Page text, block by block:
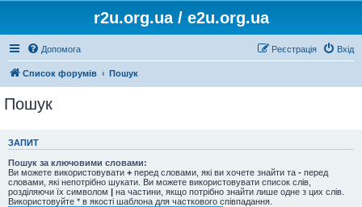
r2u.org.ua / e2u.org.ua
Допомога Вхід
Реєстрація
Список форумів Пошук
Пошук
ЗАПИТ
Пошук за ключовими словами:
Ви можете використовувати + перед словами, які ви хочете знайти та - перед
словами, які непотрібно шукати. Ви можете використовувати список слів,
розділяючи їх символом | на частини, якщо потрібно знайти лише одне з цих слів.
Використовуйте * в якості шаблона для часткового співпадання.